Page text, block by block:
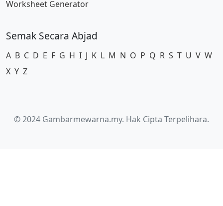
Worksheet Generator
Semak Secara Abjad
A B C D E F G H I J K L M N O P Q R S T U V W
X Y Z
© 2024 Gambarmewarna.my. Hak Cipta Terpelihara.